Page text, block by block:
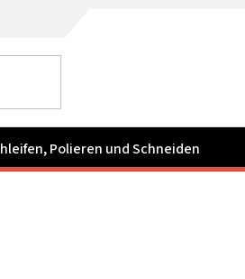
Polieren und Schneiden